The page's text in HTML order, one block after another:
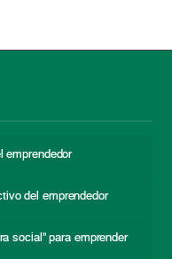
emprendedor
del emprendedor
social” para emprender